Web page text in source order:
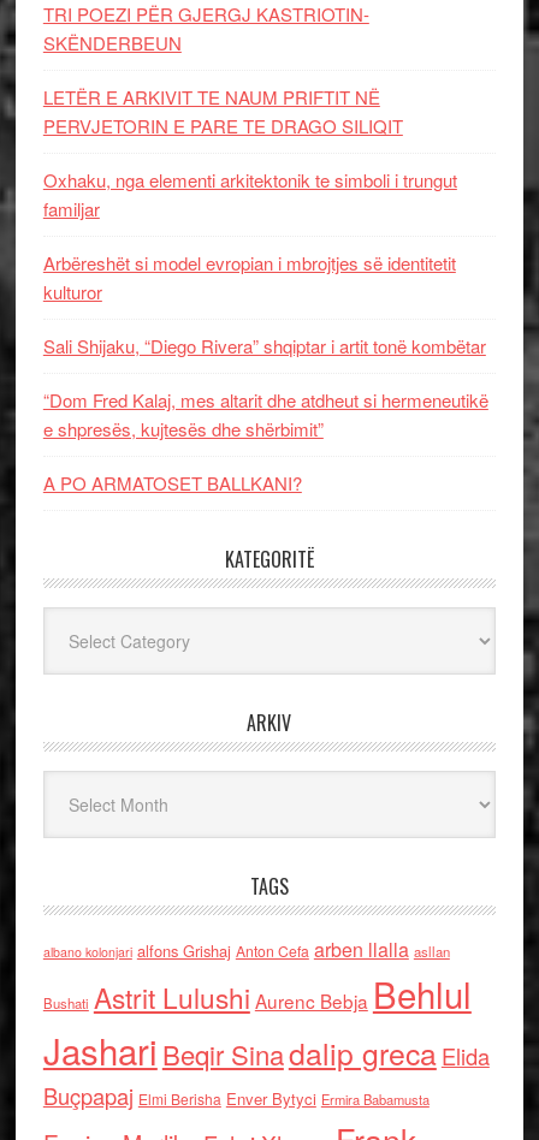
TRI POEZI PËR GJERGJ KASTRIOTIN-
SKËNDERBEUN
LETËR E ARKIVIT TE NAUM PRIFTIT NË
PERVJETORIN E PARE TE DRAGO SILIQIT
Oxhaku, nga elementi arkitektonik te simboli i trungut
familjar
Arbëreshët si model evropian i mbrojtjes së identitetit
kulturor
Sali Shijaku, “Diego Rivera” shqiptar i artit tonë kombëtar
“Dom Fred Kalaj, mes altarit dhe atdheut si hermeneutikë
e shpresës, kujtesës dhe shërbimit”
A PO ARMATOSET BALLKANI?
KATEGORITË
ARKIV
TAGS
albano kolonjari alfons Grishaj Anton Cefa arben llalla asllan
Bushati Astrit Lulushi Aurenc Bebja Behlul
Jashari Beqir Sinadalip grecaElida
Buçpapaj Elmi Berisha Enver Bytyci Ermira Babamusta